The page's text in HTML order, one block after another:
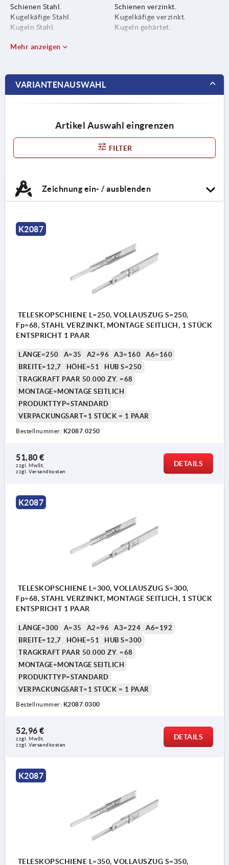
Schienen Stahl.
Kugelkäfige Stahl.
Kugeln Stahl.
Schienen verzinkt.
Kugelkäfige verzinkt.
Kugeln gehärtet.
Mehr anzeigen
VARIANTENAUSWAHL
Artikel Auswahl eingrenzen
FILTER
Zeichnung ein- / ausblenden
K2087
TELESKOPSCHIENE L=250, VOLLAUSZUG S=250,
Fp=68, STAHL VERZINKT, MONTAGE SEITLICH, 1 STÜCK
ENTSPRICHT 1 PAAR
LÄNGE=250 A=35 A2=96 A3=160
A6=160
BREITE=12,7
HÖHE=51
HUB S=250
TRAGKRAFT PAAR 50.000 ZY. =68
MONTAGE=MONTAGE SEITLICH
PRODUKTTYP=STANDARD
VERPACKUNGSART=1 STÜCK = 1 PAAR
Bestellnummer: K2087.0250
51,80 €
zzgl. MwSt.
zzgl. Versandkosten
DETAILS
K2087
TELESKOPSCHIENE L=300, VOLLAUSZUG S=300,
Fp=68, STAHL VERZINKT, MONTAGE SEITLICH, 1 STÜCK
ENTSPRICHT 1 PAAR
LÄNGE=300 A=35 A2=96 A3=224
A6=192
BREITE=12,7
HÖHE=51
HUB S=300
TRAGKRAFT PAAR 50.000 ZY. =68
MONTAGE=MONTAGE SEITLICH
PRODUKTTYP=STANDARD
VERPACKUNGSART=1 STÜCK = 1 PAAR
Bestellnummer: K2087.0300
52,96 €
zzgl. MwSt.
zzgl. Versandkosten
DETAILS
K2087
TELESKOPSCHIENE L=350, VOLLAUSZUG S=350,